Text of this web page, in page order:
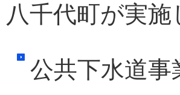
八千代町が実
公共下水道事